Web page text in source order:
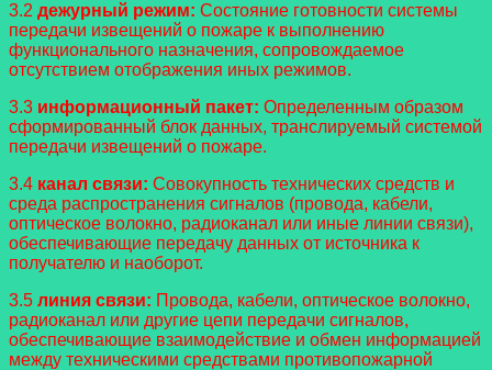
3.2 дежурный режим: Состояние готовности системы
передачи извещений о пожаре к выполнению
функционального назначения, сопровождаемое
отсутствием отображения иных режимов.
3.3 информационный пакет: Определенным образом
сформированный блок данных, транслируемый системой
передачи извещений о пожаре.
3.4 канал связи: Совокупность технических средств и
среда распространения сигналов (провода, кабели,
оптическое волокно, радиоканал или иные линии связи),
обеспечивающие передачу данных от источника к
получателю и наоборот.
3.5 линия связи: Провода, кабели, оптическое волокно,
радиоканал или другие цепи передачи сигналов,
обеспечивающие взаимодействие и обмен информацией
между техническими средствами противопожарной